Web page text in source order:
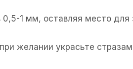
0,5-1 мм, оставляя место для
желании украсьте